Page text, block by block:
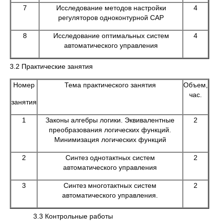
7
Исследование методов настройки
регуляторов одноконтурной САР
4
8
Исследование оптимальных систем
автоматического управления
4
3.2 Практические занятия
Номер
занятия
Тема практического занятия
Объем,
час.
1
Законы алгебры логики. Эквивалентные
преобразования логических функций.
Минимизация логических функций
2
2
Синтез однотактных систем
автоматического управления
2
3
Синтез многотактных систем
автоматического управления.
2
3.3 Контрольные работы